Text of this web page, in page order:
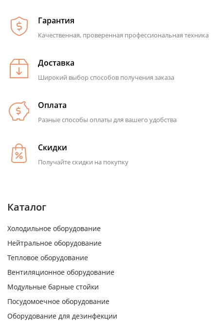
Гарантия
Качественная, проверенная профессиональная техника
Доставка
Широкий выбор способов получения заказа
Оплата
Разные способы оплаты для вашего удобства
Скидки
Получайте скидки на покупку
Каталог
Холодильное оборудование
Нейтральное оборудование
Тепловое оборудование
Вентиляционное оборудование
Модульные барные стойки
Посудомоечное оборудование
Оборудование для дезинфекции